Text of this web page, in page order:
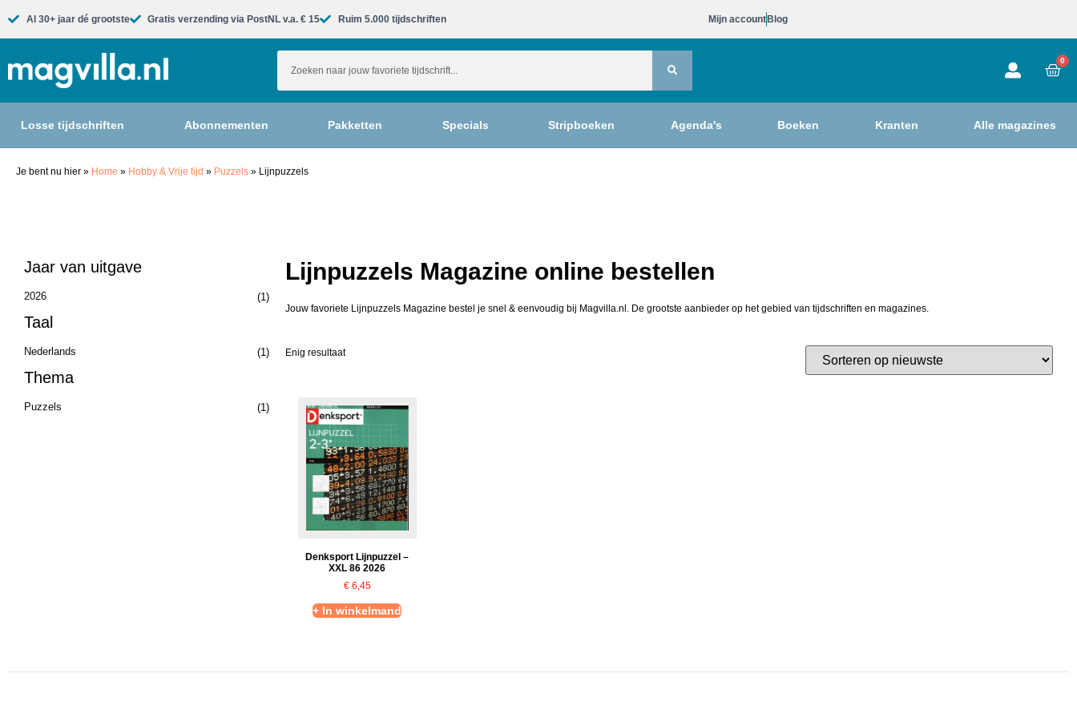
Al 30+ jaar dé grootste​ Gratis verzending via PostNL v.a. € 15 Ruim 5.000 tijdschriften​ Mijn account Blog
0
Losse tijdschriften Abonnementen Pakketten Specials Stripboeken Agenda's Boeken Kranten Alle magazines
Je bent nu hier » Home » Hobby & Vrije tijd » Puzzels » Lijnpuzzels
Jaar van uitgave
2026 (1)
Taal
Nederlands (1)
Thema
Puzzels (1)
Lijnpuzzels Magazine online bestellen
Jouw favoriete Lijnpuzzels Magazine bestel je snel & eenvoudig bij Magvilla.nl. De grootste aanbieder op het gebied van tijdschriften en magazines.
Enig resultaat
Denksport Lijnpuzzel –
XXL 86 2026
€6,45
+ In winkelmand